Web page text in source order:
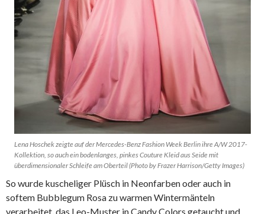
Lena Hoschek zeigte auf der Mercedes-Benz Fashion Week Berlin ihre A/W 2017-
Kollektion, so auch ein bodenlanges, pinkes Couture Kleid aus Seide mit
überdimensionaler Schleife am Oberteil (Photo by Frazer Harrison/Getty Images)
So wurde kuscheliger Plüsch in Neonfarben oder auch in
softem Bubblegum Rosa zu warmen Wintermänteln
verarbeitet, das Leo-Muster in Candy Colors getaucht und